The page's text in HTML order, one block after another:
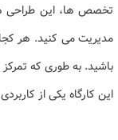
تخصص ها، این طراحی
مدیریت می کنید. هر
باشید. به طوری که
این کارگاه یکی از